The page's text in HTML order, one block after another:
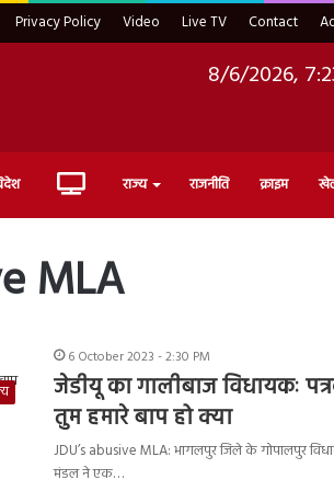
Privacy Policy Video Live TV Contact
8/6/2026,
Live राज्य राजनीति क्राइम
MLA
6 October 2023 - 2:30 PM
जेडीयू का गालीबाज विधायकः
तुम हमारे बाप हो क्या
JDU’s abusive MLA: भागलपुर जिले के गोपालपुर
मंडल ने एक…